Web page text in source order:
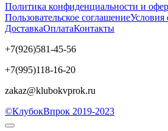
Политика конфиденциальности и
Пользовательское соглашениеУсловия
ДоставкаОплатаКонтакты
+7(926)581-45-56
+7(995)118-16-20
zakaz@klubokvprok.ru
©КлубокВпрок 2019-2023